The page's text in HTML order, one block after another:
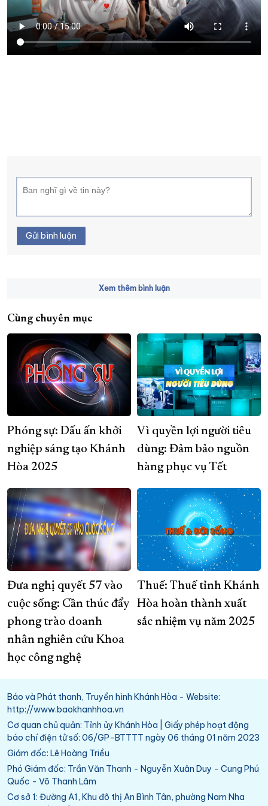
XÂY DỰNG KHÁNH HÒA TRỞ THÀNH THÀNH PHỐ TRỰC THUỘC
ĐẠI HỘI ĐẢNG CÁC CẤP TRANG CHỦ VỀ BÁO KHÁNH HÒA
Gửi bình luận
Xem thêm bình luận
Cùng chuyên mục
Phóng sự: Dấu ấn khởi
nghiệp sáng tạo Khánh
Hòa 2025
Vì quyền lợi người tiêu
dùng: Đảm bảo nguồn
hàng phục vụ Tết
Đưa nghị quyết 57 vào
cuộc sống: Cần thúc đẩy
phong trào doanh
nhân nghiên cứu Khoa
học công nghệ
Thuế: Thuế tỉnh Khánh
Hòa hoàn thành xuất
sắc nhiệm vụ năm 2025
Báo và Phát thanh, Truyền hình Khánh Hòa - Website:
http://www.baokhanhhoa.vn
Cơ quan chủ quản: Tỉnh ủy Khánh Hòa | Giấy phép hoạt động
báo chí điện tử số: 06/GP-BTTTT ngày 06 tháng 01 năm 2023
Giám đốc: Lê Hoàng Triều
Phó Giám đốc: Trần Văn Thanh - Nguyễn Xuân Duy - Cung Phú
Quốc - Võ Thanh Lâm
Cơ sở 1: Đường A1, Khu đô thị An Bình Tân, phường Nam Nha